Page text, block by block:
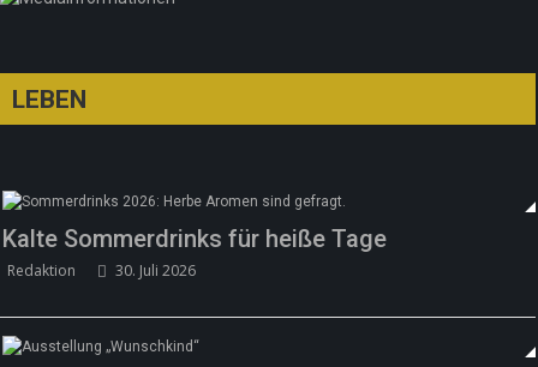
LEBEN
Kalte Sommerdrinks für heiße Tage
Redaktion 30. Juli 2026